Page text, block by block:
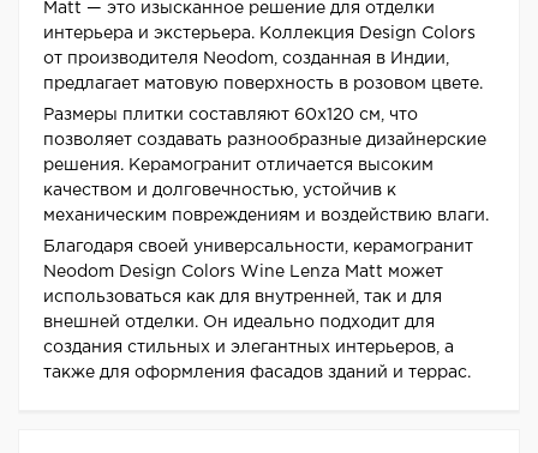
Matt — это изысканное решение для отделки
интерьера и экстерьера. Коллекция Design Colors
от производителя Neodom, созданная в Индии,
предлагает матовую поверхность в розовом цвете.
Размеры плитки составляют 60x120 см, что
позволяет создавать разнообразные дизайнерские
решения. Керамогранит отличается высоким
качеством и долговечностью, устойчив к
механическим повреждениям и воздействию влаги.
Благодаря своей универсальности, керамогранит
Neodom Design Colors Wine Lenza Matt может
использоваться как для внутренней, так и для
внешней отделки. Он идеально подходит для
создания стильных и элегантных интерьеров, а
также для оформления фасадов зданий и террас.